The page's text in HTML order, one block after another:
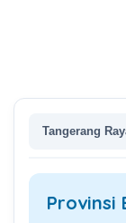
Tangerang
Provinsi